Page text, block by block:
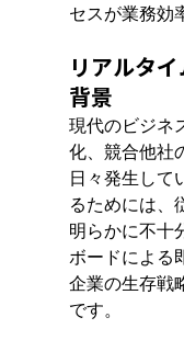
セスが業務効
リアルタ
背景
現代のビジネ
化、競合他社
日々発生して
るためには、
明らかに不十
ボードによる
企業の生存戦
です。